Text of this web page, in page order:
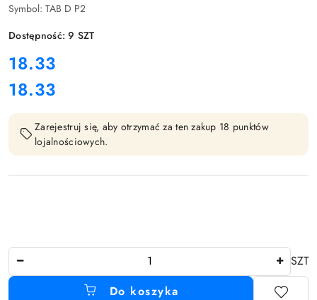
Symbol: TAB D P2
Dostępność:9 SZT
cena:
18.33
Cena:
18.33
Zarejestruj się, aby otrzymać za ten zakup 18 punktów
lojalnościowych.
SZT
Do koszyka